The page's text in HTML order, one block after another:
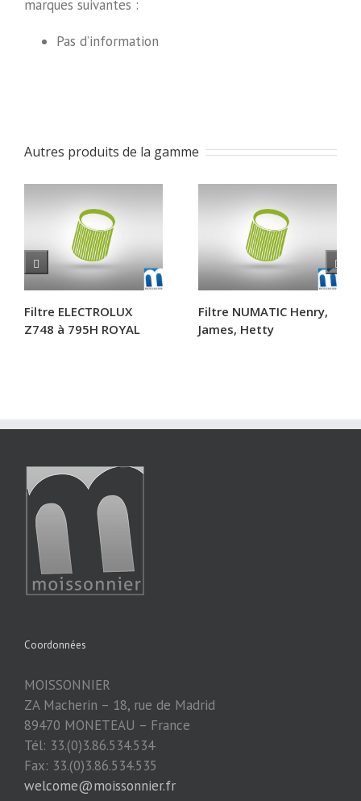
marques suivantes :
Pas d’information
Autres produits de la gamme
Filtre ELECTROLUX
Z748 à 795H ROYAL
Filtre NUMATIC Henry,
James, Hetty
Coordonnées
MOISSONNIER
ZA Macherin – 18, rue de Madrid
89470 MONETEAU – France
Tél: 33.(0)3.86.534.534
Fax: 33.(0)3.86.534.535
welcome@moissonnier.fr